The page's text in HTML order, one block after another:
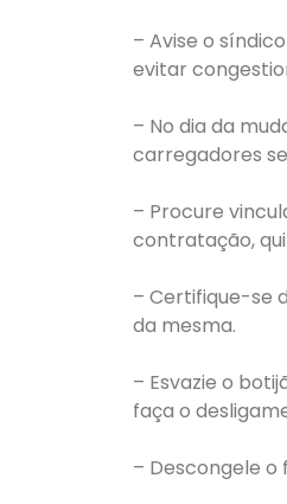
– Avise o
evitar
– No dia da
carregadores
– Procure
contratação,
– Certifique-se
da mesma.
– Esvazie o
faça o
– Descongele